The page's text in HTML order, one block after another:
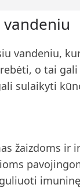
vandeniu,
o tai
sulaikyti
žaizdoms ir